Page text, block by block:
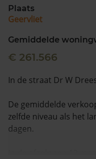
Plaats
Geervliet
Gemiddelde
€ 261.566
In de straat Dr W
De gemiddelde
zelfde niveau als het
dagen.